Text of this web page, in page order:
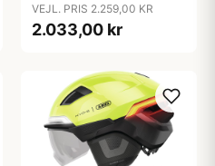
VEJL. PRIS 2.259,00 KR
2.033,00 kr